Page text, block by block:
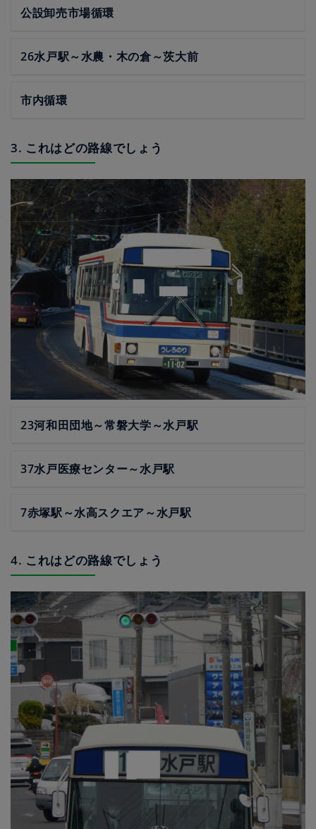
公設卸売市場循環
26水戸駅～水農・木の倉～茨大前
市内循環
3. これはどの路線でしょう
23河和田団地～常磐大学～水戸駅
37水戸医療センター～水戸駅
7赤塚駅～水高スクエア～水戸駅
4. これはどの路線でしょう